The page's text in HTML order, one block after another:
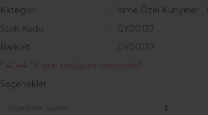
Kategori İsme Özel Künyeler ,
Stok Kodu
GY00137
Barkod
GY00137
* 41,44 TL den başlayan taksitlerle!!
Seçenekler